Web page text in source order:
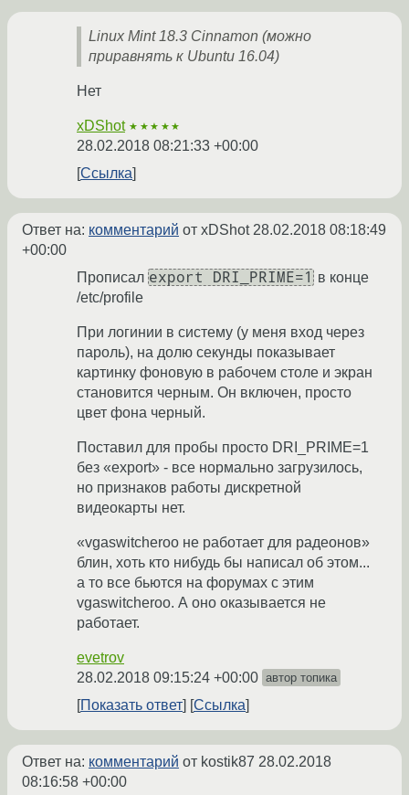
Linux Mint 18.3 Cinnamon (можно
приравнять к Ubuntu 16.04)
Нет
xDShot ★★★★★
28.02.2018 08:21:33 +00:00
Ссылка
Ответ на: комментарий от xDShot28.02.2018 08:18:49
+00:00
Прописал export DRI_PRIME=1
в конце
/etc/profile
При логинии в систему (у меня вход через
пароль), на долю секунды показывает
картинку фоновую в рабочем столе и экран
становится черным. Он включен, просто
цвет фона черный.
Поставил для пробы просто DRI_PRIME=1
без «export» - все нормально загрузилось,
но признаков работы дискретной
видеокарты нет.
«vgaswitcheroo не работает для радеонов»
блин, хоть кто нибудь бы написал об этом...
а то все бьются на форумах с этим
vgaswitcheroo. А оно оказывается не
работает.
evetrov
28.02.2018 09:15:24 +00:00 автор топика
Показать ответ Ссылка
Ответ на: комментарий от kostik87 28.02.2018
08:16:58 +00:00